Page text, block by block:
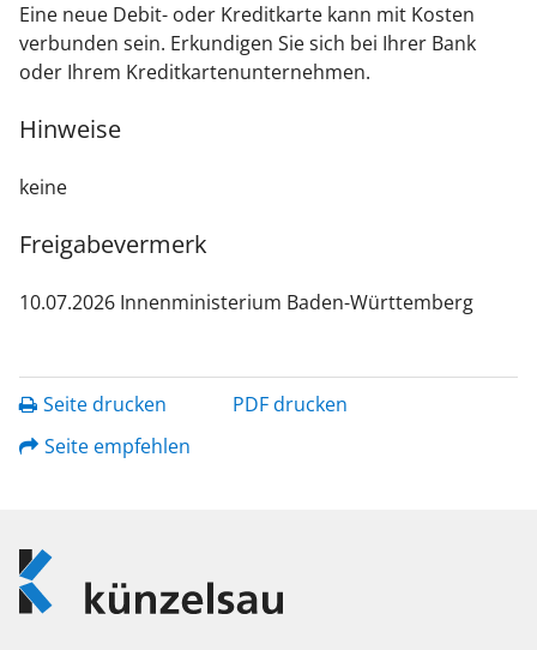
Eine neue Debit- oder Kreditkarte kann mit Kosten
verbunden sein. Erkundigen Sie sich bei Ihrer Bank
oder Ihrem Kreditkartenunternehmen.
Hinweise
keine
Freigabevermerk
10.07.2026 Innenministerium Baden-Württemberg
Seite drucken
PDF drucken
Seite empfehlen
Logo
Künzelsau